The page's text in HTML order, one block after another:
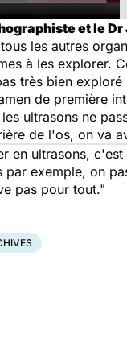
et le
les autres
à les explorer.
très bien exploré
de première
ultrasons ne
de l'os, on va
en ultrasons,
exemple, on
pas pour tout."